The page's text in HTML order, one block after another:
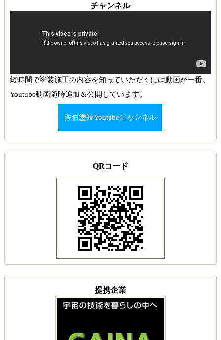
チャンネル
短時間で塗装施工の内容を知っていただくには動画が一番。
Youtube動画随時追加＆公開しています。
佐伯塗装Youtubeチャンネル
QRコード
提携企業